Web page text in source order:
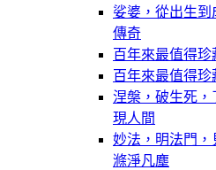
娑婆，從出生
傳奇
百年來最值得
百年來最值得
涅槃，破生死，
現人間
妙法，明法門，
滌淨凡塵